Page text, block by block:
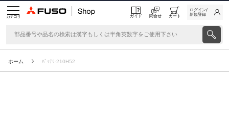
カテゴリ ガイド 問合せ カート
ログイン/
新規登録
ホーム ﾊﾞｯﾃﾘ-210H52